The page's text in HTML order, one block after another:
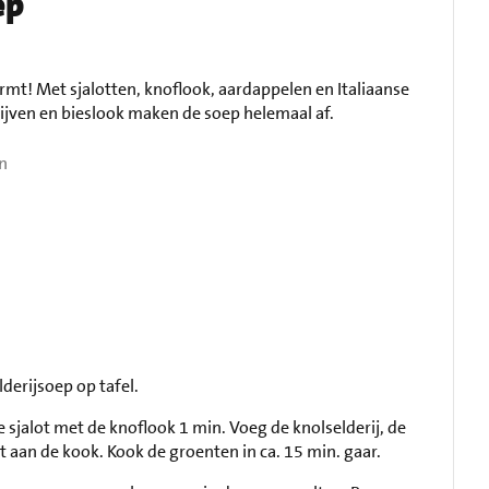
Met sjalotten, knoflook, aardappelen en Italiaanse
en bieslook maken de soep helemaal af.
op tafel.
met de knoflook 1 min. Voeg de knolselderij, de
de kook. Kook de groenten in ca. 15 min. gaar.